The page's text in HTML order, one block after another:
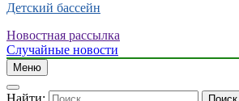
Детский бассейн
Новостная рассылка
Случайные новости
Меню
Найти: